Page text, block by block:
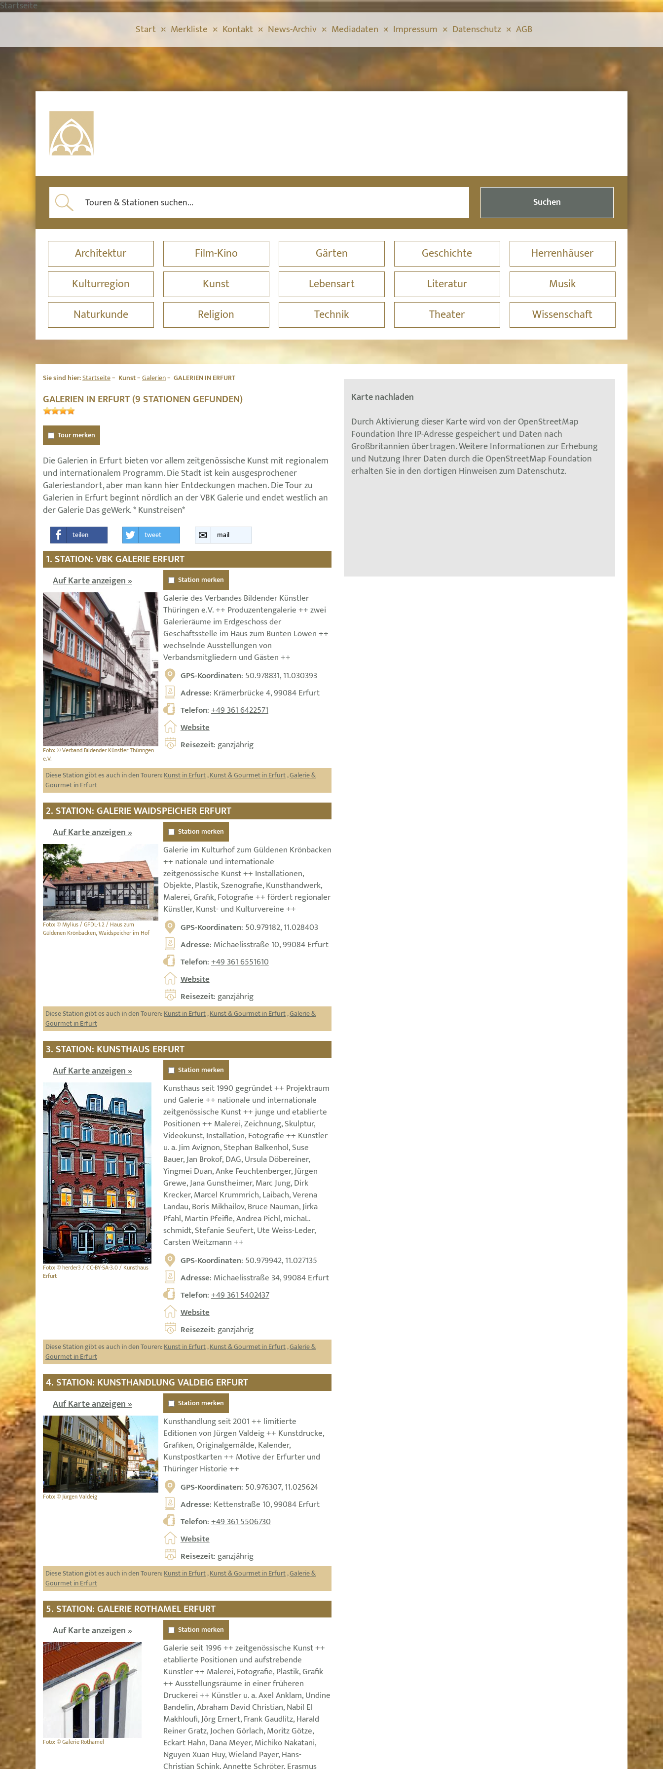
Startseite
Start Merkliste Kontakt News-Archiv Mediadaten Impressum Datenschutz AGB
Suchen
Architektur Film-Kino Gärten Geschichte
Herrenhäuser
Kulturregion
Kunst Lebensart Literatur
Musik
Naturkunde
Religion Technik Theater Wissenschaft
Sie sind hier:Startseite Kunst Galerien GALERIEN IN ERFURT
GALERIEN IN ERFURT (9 STATIONEN GEFUNDEN)
Tour merken
Die Galerien in Erfurt bieten vor allem zeitgenössische Kunst mit regionalem
und internationalem Programm. Die Stadt ist kein ausgesprochener
Galeriestandort, aber man kann hier Entdeckungen machen. Die Tour zu
Galerien in Erfurt beginnt nördlich an der VBK Galerie und endet westlich an
der Galerie Das geWerk. * Kunstreisen*
teilen tweet mail
1. STATION: VBK GALERIE ERFURT
Auf Karte anzeigen »
Foto: © Verband Bildender Künstler Thüringen
e.V.
Station merken
Galerie des Verbandes Bildender Künstler
Thüringen e.V. ++ Produzentengalerie ++ zwei
Galerieräume im Erdgeschoss der
Geschäftsstelle im Haus zum Bunten Löwen ++
wechselnde Ausstellungen von
Verbandsmitgliedern und Gästen ++
GPS-Koordinaten: 50.978831, 11.030393
Adresse: Krämerbrücke 4, 99084 Erfurt
Telefon:+49 361 6422571
Website
Reisezeit: ganzjährig
Diese Station gibt es auch in den Touren:Kunst in Erfurt,Kunst & Gourmet in Erfurt,Galerie &
Gourmet in Erfurt
2. STATION: GALERIE WAIDSPEICHER ERFURT
Auf Karte anzeigen »
Foto: © Mylius / GFDL-1.2 / Haus zum
Güldenen Krönbacken, Waidspeicher im Hof
Station merken
Galerie im Kulturhof zum Güldenen Krönbacken
++ nationale und internationale
zeitgenössische Kunst ++ Installationen,
Objekte, Plastik, Szenografie, Kunsthandwerk,
Malerei, Grafik, Fotografie ++ fördert regionaler
Künstler, Kunst- und Kulturvereine ++
GPS-Koordinaten: 50.979182, 11.028403
Adresse: Michaelisstraße 10, 99084 Erfurt
Telefon:+49 361 6551610
Website
Reisezeit: ganzjährig
Diese Station gibt es auch in den Touren:Kunst in Erfurt,Kunst & Gourmet in Erfurt,Galerie &
Gourmet in Erfurt
3. STATION: KUNSTHAUS ERFURT
Auf Karte anzeigen »
Foto: © herder3 / CC-BY-SA-3.0 / Kunsthaus
Erfurt
Station merken
Kunsthaus seit 1990 gegründet ++ Projektraum
und Galerie ++ nationale und internationale
zeitgenössische Kunst ++ junge und etablierte
Positionen ++ Malerei, Zeichnung, Skulptur,
Videokunst, Installation, Fotografie ++ Künstler
u. a. Jim Avignon, Stephan Balkenhol, Suse
Bauer, Jan Brokof, DAG, Ursula Döbereiner,
Yingmei Duan, Anke Feuchtenberger, Jürgen
Grewe, Jana Gunstheimer, Marc Jung, Dirk
Krecker, Marcel Krummrich, Laibach, Verena
Landau, Boris Mikhailov, Bruce Nauman, Jirka
Pfahl, Martin Pfeifle, Andrea Pichl, michaL.
schmidt, Stefanie Seufert, Ute Weiss-Leder,
Carsten Weitzmann ++
GPS-Koordinaten: 50.979942, 11.027135
Adresse: Michaelisstraße 34, 99084 Erfurt
Telefon:+49 361 5402437
Website
Reisezeit: ganzjährig
Diese Station gibt es auch in den Touren:Kunst in Erfurt,Kunst & Gourmet in Erfurt,Galerie &
Gourmet in Erfurt
4. STATION: KUNSTHANDLUNG VALDEIG ERFURT
Auf Karte anzeigen »
Foto: © Jürgen Valdeig
Station merken
Kunsthandlung seit 2001 ++ limitierte
Editionen von Jürgen Valdeig ++ Kunstdrucke,
Grafiken, Originalgemälde, Kalender,
Kunstpostkarten ++ Motive der Erfurter und
Thüringer Historie ++
GPS-Koordinaten: 50.976307, 11.025624
Adresse: Kettenstraße 10, 99084 Erfurt
Telefon:+49 361 5506730
Website
Reisezeit: ganzjährig
Diese Station gibt es auch in den Touren:Kunst in Erfurt,Kunst & Gourmet in Erfurt,Galerie &
Gourmet in Erfurt
5. STATION: GALERIE ROTHAMEL ERFURT
Auf Karte anzeigen »
Foto: © Galerie Rothamel
Station merken
Galerie seit 1996 ++ zeitgenössische Kunst ++
etablierte Positionen und aufstrebende
Künstler ++ Malerei, Fotografie, Plastik, Grafik
++ Ausstellungsräume in einer früheren
Druckerei ++ Künstler u. a. Axel Anklam, Undine
Bandelin, Abraham David Christian, Nabil El
Makhloufi, Jörg Ernert, Frank Gaudlitz, Harald
Reiner Gratz, Jochen Görlach, Moritz Götze,
Eckart Hahn, Dana Meyer, Michiko Nakatani,
Nguyen Xuan Huy, Wieland Payer, Hans-
Karte nachladen
Durch Aktivierung dieser Karte wird von der OpenStreetMap
Foundation Ihre IP-Adresse gespeichert und Daten nach
Großbritannien übertragen. Weitere Informationen zur Erhebung
und Nutzung Ihrer Daten durch die OpenStreetMap Foundation
erhalten Sie in den dortigen Hinweisen zum Datenschutz.